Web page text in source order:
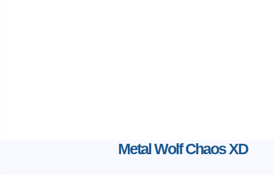
Metal Wolf Chaos XD